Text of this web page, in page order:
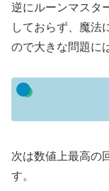
逆にルーンマスタ
しておらず、魔
ので大きな問題に
次は数値上最高の
す。